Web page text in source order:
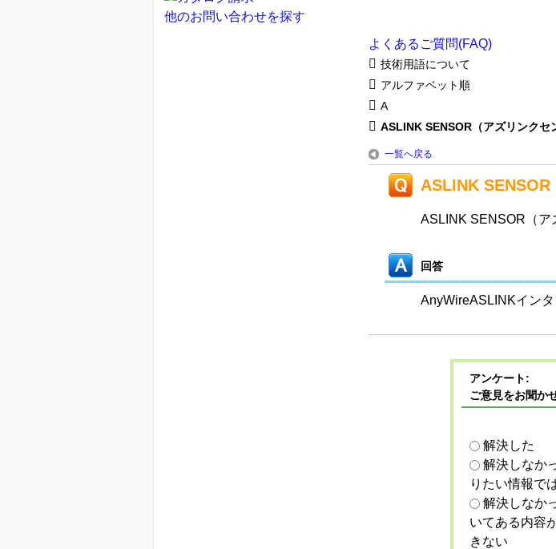
他のお問い合わせを探す
よくあるご質問(FAQ)
技術用語について
アルファベット順
A
ASLINK SENSOR（アズリンクセ
一覧へ戻る
ASLINK SENSOR
ASLINK SENSOR（ア
回答
AnyWireASLINKイン
アンケート:
ご意見をお聞か
解決した
解決しなか
りたい情報で
解決しなか
いてある内容
きない